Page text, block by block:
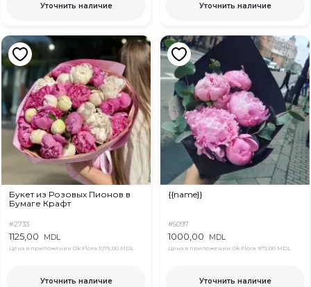
Уточнить наличие Уточнить наличие
Букет из Розовых Пионов в
Бумаге Крафт
#2733
1125,00 MDL
Цена в приложении Ok Flora 1075,00 MDL
Уточнить наличие
{{name}}
#5097
1000,00 MDL
Цена в приложении Ok Flora 975,00 MDL
Уточнить наличие